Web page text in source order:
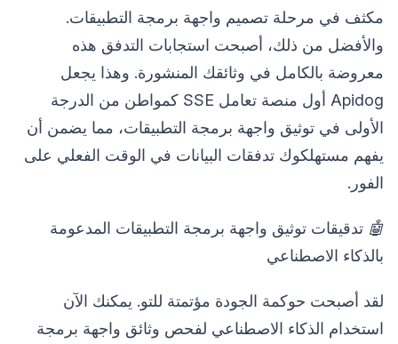
مكثف في مرحلة تصميم واجهة برمجة التطبيقات.
والأفضل من ذلك، أصبحت استجابات التدفق هذه
معروضة بالكامل في وثائقك المنشورة. وهذا يجعل
Apidog أول منصة تعامل SSE كمواطن من الدرجة
الأولى في توثيق واجهة برمجة التطبيقات، مما يضمن أن
يفهم مستهلكوك تدفقات البيانات في الوقت الفعلي على
الفور.
🤖 تدقيقات توثيق واجهة برمجة التطبيقات المدعومة
بالذكاء الاصطناعي
لقد أصبحت حوكمة الجودة مؤتمتة للتو. يمكنك الآن
استخدام الذكاء الاصطناعي لفحص وثائق واجهة برمجة